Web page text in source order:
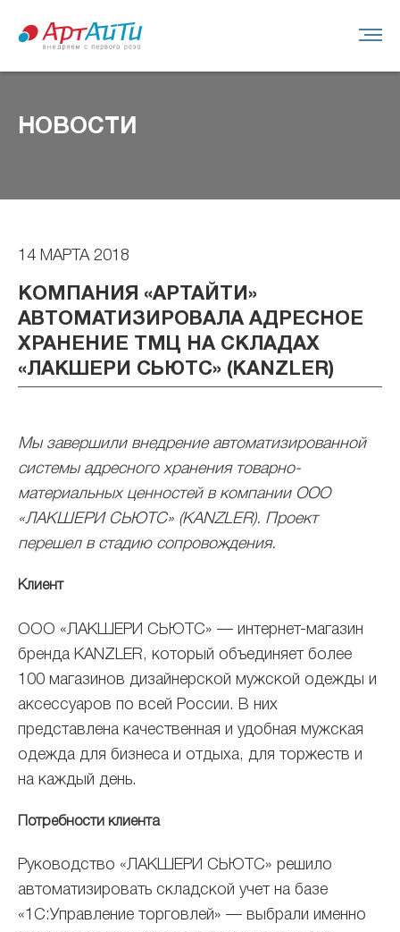
НОВОСТИ
14 МАРТА 2018
КОМПАНИЯ «АРТАЙТИ»
АВТОМАТИЗИРОВАЛА АДРЕСНОЕ
ХРАНЕНИЕ ТМЦ НА СКЛАДАХ
«ЛАКШЕРИ СЬЮТС» (KANZLER)
Мы завершили внедрение автоматизированной
системы адресного хранения товарно-
материальных ценностей в компании ООО
«ЛАКШЕРИ СЬЮТС» (KANZLER). Проект
перешел в стадию сопровождения.
Клиент
ООО «ЛАКШЕРИ СЬЮТС» — интернет-магазин
бренда KANZLER, который объединяет более
100 магазинов дизайнерской мужской одежды и
аксессуаров по всей России. В них
представлена качественная и удобная мужская
одежда для бизнеса и отдыха, для торжеств и
на каждый день.
Потребности клиента
Руководство «ЛАКШЕРИ СЬЮТС» решило
автоматизировать складской учет на базе
«1С:Управление торговлей» — выбрали именно